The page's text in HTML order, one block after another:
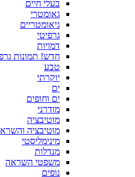
בעלי חיים
גאומטרי
גיאומטריים
גרפיטי
דמויות
חדש! תמונות
טבע
יוקרתי
ים
ים וחופים
מודרני
מוטיבציה
מוטיבציה
מינימליסטי
מנדלות
משפטי השראה
נופים